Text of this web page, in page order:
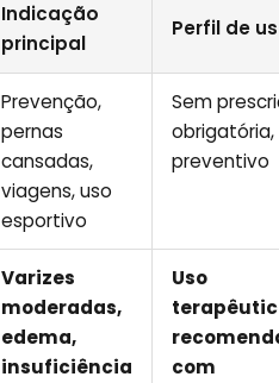
Indicação
principal
Perfil de
Prevenção,
pernas
cansadas,
viagens, uso
esportivo
Sem
obrigatória,
preventivo
Varizes
moderadas,
edema,
insuficiência
Uso
com